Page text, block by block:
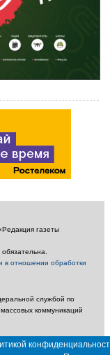
газеты
в отношении обработки
службой по
коммуникаций
газеты «Калужская